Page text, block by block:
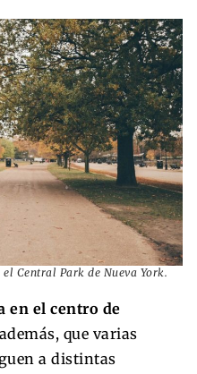
Central Park de Nueva York.
en el centro de
que varias
a distintas